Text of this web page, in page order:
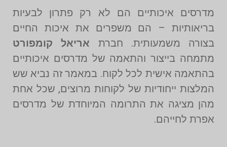
מדרסים איכותיים הם לא רק פתרון לבעיות
בריאותיות – הם משפרים את איכות החיים
בצורה משמעותית. חברת אריאל קומפורט
מתמחה בייצור והתאמה של מדרסים איכותיים
בהתאמה אישית לכל לקוח. במאמר זה נביא שש
המלצות ייחודיות של לקוחות מרוצים, שכל אחת
מהן מציגה את התרומה המיוחדת של מדרסים
אפרת לחייהם.